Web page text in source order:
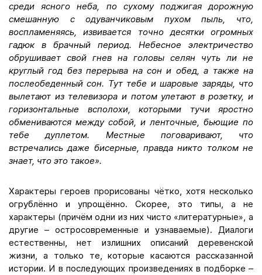
среди ясного неба, по сухому поджигая дорожную
смешанную с одуванчиковым пухом пыль, что,
воспламеняясь, извивается точно десятки огромных
гадюк в брачный период. Небесное электричество
обрушивает свой гнев на головы селян чуть ли не
круглый год без перерыва на сон и обед, а также на
послеобеденный сон. Тут тебе и шаровые заряды, что
вылетают из телевизора и потом улетают в розетку, и
горизонтальные всполохи, которыми тучи яростно
обмениваются между собой, и ленточные, бьющие по
тебе дуплетом. Местные поговаривают, что
встречались даже бисерные, правда никто толком не
знает, что это такое».
Характеры героев прорисованы чётко, хотя несколько
огрублённо и упрощённо. Скорее, это типы, а не
характеры (причём одни из них чисто «литературные», а
другие – остросовременные и узнаваемые). Диалоги
естественны, нет излишних описаний деревенской
жизни, а только те, которые касаются рассказанной
истории. И в последующих произведениях в подборке –